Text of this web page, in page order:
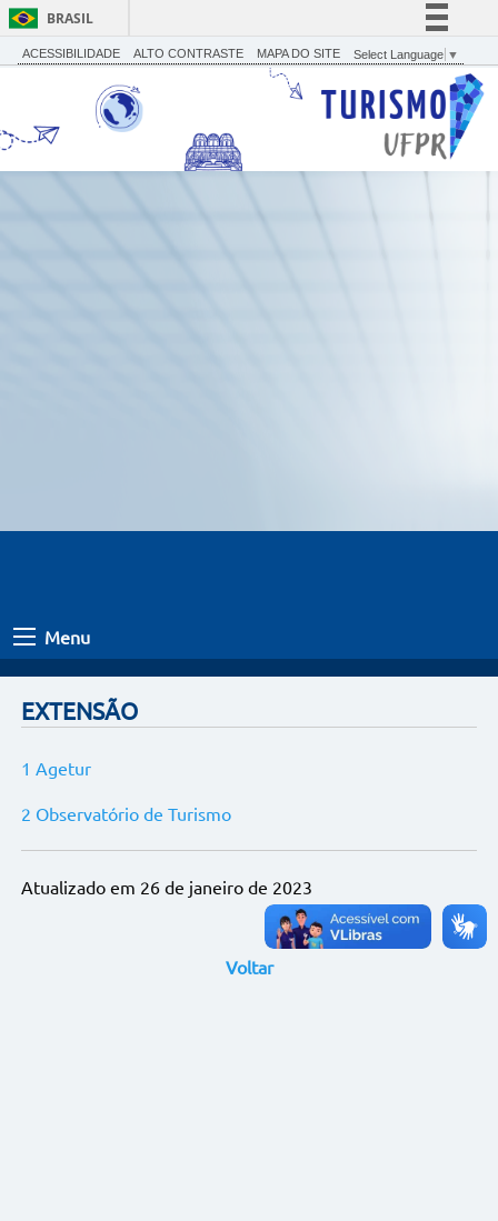
BRASIL
Simplifique!
Comunica BR
Participe
Acesso à informação
ACESSIBILIDADE ALTO CONTRASTE MAPA DO SITE Select Language ▼
Menu
EXTENSÃO
1 Agetur
2 Observatório de Turismo
Atualizado em 26 de janeiro de 2023
Voltar